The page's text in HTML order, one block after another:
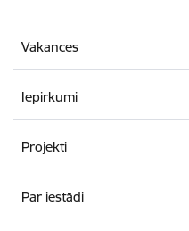
Vakances
Iepirkumi
Projekti
Par iestādi